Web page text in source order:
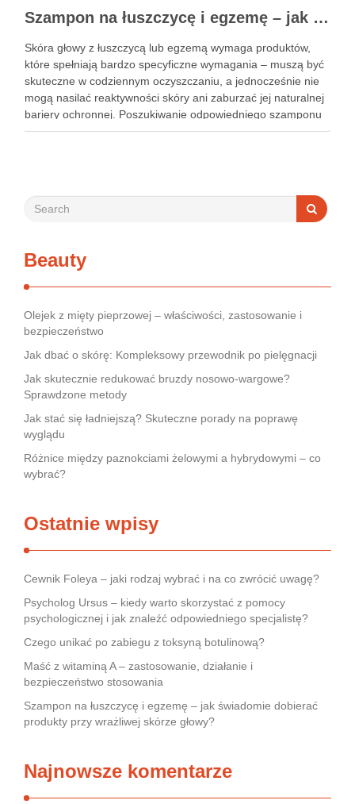
Szampon na łuszczycę i egzemę – jak świadomie dobierać produkty przy wrażliwej skórze głowy?
Skóra głowy z łuszczycą lub egzemą wymaga produktów,
które spełniają bardzo specyficzne wymagania – muszą być
skuteczne w codziennym oczyszczaniu, a jednocześnie nie
mogą nasilać reaktywności skóry ani zaburzać jej naturalnej
bariery ochronnej. Poszukiwanie odpowiedniego szamponu
bywa dla wielu pacjentów procesem długim i frustrującym, bo
Beauty
Olejek z mięty pieprzowej – właściwości, zastosowanie i
bezpieczeństwo
Jak dbać o skórę: Kompleksowy przewodnik po pielęgnacji
Jak skutecznie redukować bruzdy nosowo-wargowe?
Sprawdzone metody
Jak stać się ładniejszą? Skuteczne porady na poprawę
wyglądu
Różnice między paznokciami żelowymi a hybrydowymi – co
wybrać?
Ostatnie wpisy
Cewnik Foleya – jaki rodzaj wybrać i na co zwrócić uwagę?
Psycholog Ursus – kiedy warto skorzystać z pomocy
psychologicznej i jak znaleźć odpowiedniego specjalistę?
Czego unikać po zabiegu z toksyną botulinową?
Maść z witaminą A – zastosowanie, działanie i
bezpieczeństwo stosowania
Szampon na łuszczycę i egzemę – jak świadomie dobierać
produkty przy wrażliwej skórze głowy?
Najnowsze komentarze